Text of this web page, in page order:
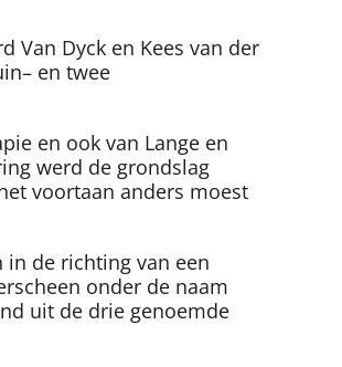
Van Dyck en Kees van der
en twee
en ook van Lange en
werd de grondslag
voortaan anders moest
in de richting van een
onder de naam
uit de drie genoemde